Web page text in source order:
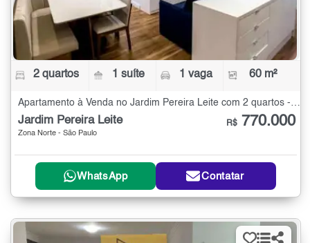
2 quartos 1 suíte 1 vaga 60 m²
Apartamento à Venda no Jardim Pereira Leite com 2 quartos - 60 m²
Jardim Pereira Leite
Zona Norte - São Paulo
R$ 770.000
WhatsApp Contatar